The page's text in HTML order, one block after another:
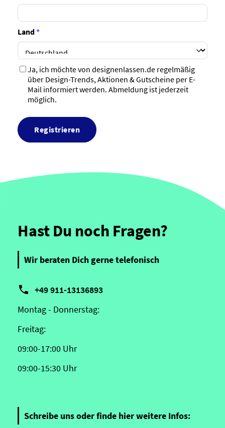
Land*
Ja, ich möchte von designenlassen.de regelmäßig
über Design-Trends, Aktionen & Gutscheine per E-
Mail informiert werden. Abmeldung ist jederzeit
möglich.
Registrieren
Hast Du noch Fragen?
Wir beraten Dich gerne telefonisch
 +49 911-13136893
Montag - Donnerstag:
Freitag:
09:00-17:00 Uhr
09:00-15:30 Uhr
Schreibe uns oder finde hier weitere Infos: